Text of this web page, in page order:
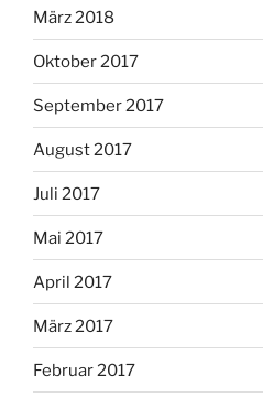
März 2018
Oktober 2017
September 2017
August 2017
Juli 2017
Mai 2017
April 2017
März 2017
Februar 2017